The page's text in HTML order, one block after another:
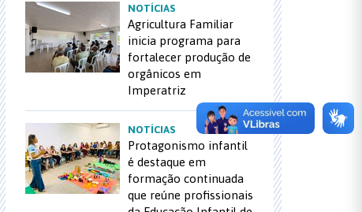
NOTÍCIAS
Agricultura Familiar
inicia programa para
fortalecer produção de
orgânicos em
Imperatriz
NOTÍCIAS
Protagonismo infantil
é destaque em
formação continuada
que reúne profissionais